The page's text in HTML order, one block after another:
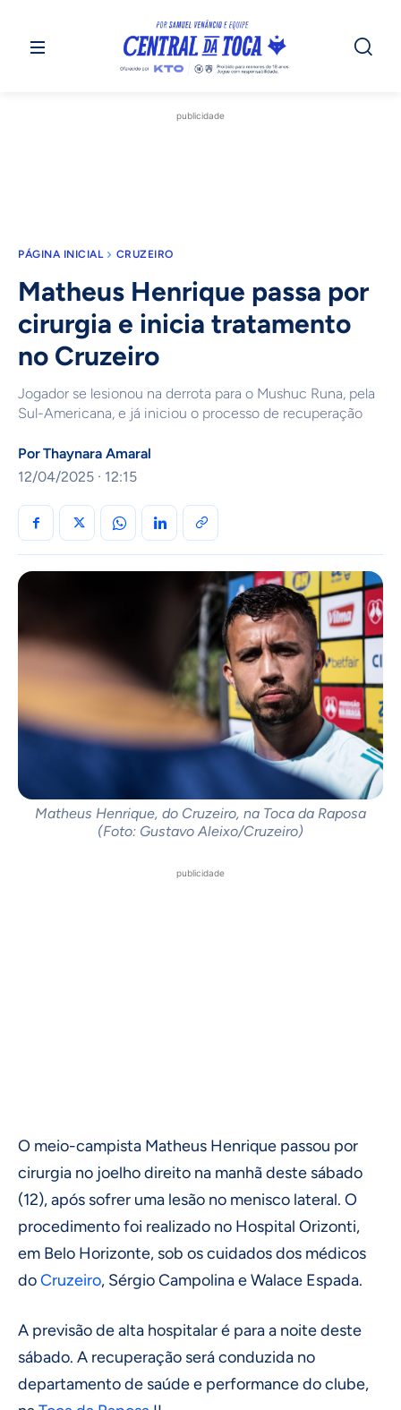
publicidade
PÁGINA INICIAL CRUZEIRO
Matheus Henrique passa por
cirurgia e inicia tratamento
no Cruzeiro
Jogador se lesionou na derrota para o Mushuc Runa, pela
Sul-Americana, e já iniciou o processo de recuperação
PorThaynara Amaral
12/04/2025 · 12:15
Matheus Henrique, do Cruzeiro, na Toca da Raposa
(Foto: Gustavo Aleixo/Cruzeiro)
publicidade
O meio-campista Matheus Henrique passou por
cirurgia no joelho direito na manhã deste sábado
(12), após sofrer uma lesão no menisco lateral. O
procedimento foi realizado no Hospital Orizonti,
em Belo Horizonte, sob os cuidados dos médicos
doCruzeiro, Sérgio Campolina e Walace Espada.
A previsão de alta hospitalar é para a noite deste
sábado. A recuperação será conduzida no
departamento de saúde e performance do clube,